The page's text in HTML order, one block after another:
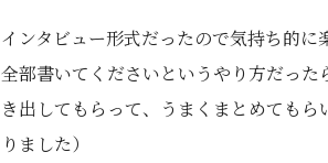
インタビュー形式だったので気持ち的
全部書いてくださいというやり方だっ
き出してもらって、うまくまとめても
りました）